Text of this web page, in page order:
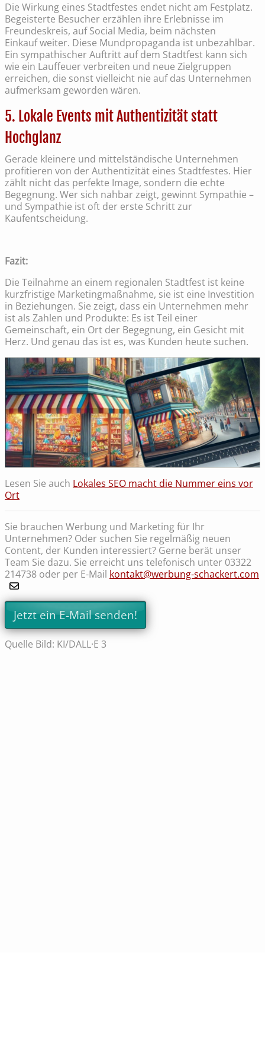
Die Wirkung eines Stadtfestes endet nicht am Festplatz.
Begeisterte Besucher erzählen ihre Erlebnisse im
Freundeskreis, auf Social Media, beim nächsten
Einkauf weiter. Diese Mundpropaganda ist unbezahlbar.
Ein sympathischer Auftritt auf dem Stadtfest kann sich
wie ein Lauffeuer verbreiten und neue Zielgruppen
erreichen, die sonst vielleicht nie auf das Unternehmen
aufmerksam geworden wären.
5. Lokale Events mit Authentizität statt
Hochglanz
Gerade kleinere und mittelständische Unternehmen
profitieren von der Authentizität eines Stadtfestes. Hier
zählt nicht das perfekte Image, sondern die echte
Begegnung. Wer sich nahbar zeigt, gewinnt Sympathie –
und Sympathie ist oft der erste Schritt zur
Kaufentscheidung.
Fazit:
Die Teilnahme an einem regionalen Stadtfest ist keine
kurzfristige Marketingmaßnahme, sie ist eine Investition
in Beziehungen. Sie zeigt, dass ein Unternehmen mehr
ist als Zahlen und Produkte: Es ist Teil einer
Gemeinschaft, ein Ort der Begegnung, ein Gesicht mit
Herz. Und genau das ist es, was Kunden heute suchen.
Lesen Sie auch Lokales SEO macht die Nummer eins vor
Ort
Sie brauchen Werbung und Marketing für Ihr
Unternehmen? Oder suchen Sie regelmäßig neuen
Content, der Kunden interessiert? Gerne berät unser
Team Sie dazu. Sie erreicht uns telefonisch unter 03322
214738 oder per E-Mail kontakt@werbung-schackert.com
Jetzt ein E-Mail senden!
Quelle Bild: KI/DALL·E 3